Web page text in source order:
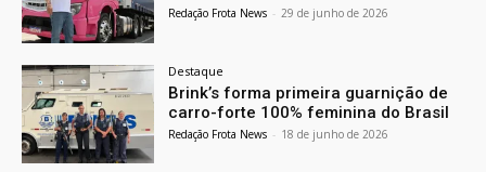
Redação Frota News - 29 de junho de 2026
Destaque
Brink’s forma primeira guarnição de
carro-forte 100% feminina do Brasil
Redação Frota News - 18 de junho de 2026